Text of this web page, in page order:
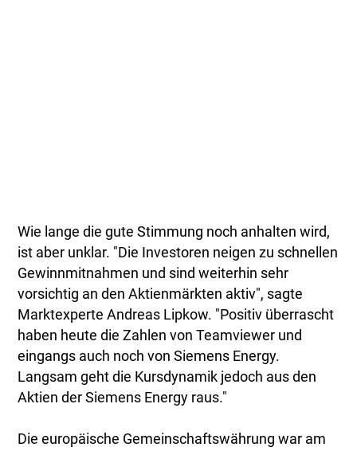
Wie lange die gute Stimmung noch anhalten wird,
ist aber unklar. "Die Investoren neigen zu schnellen
Gewinnmitnahmen und sind weiterhin sehr
vorsichtig an den Aktienmärkten aktiv", sagte
Marktexperte Andreas Lipkow. "Positiv überrascht
haben heute die Zahlen von Teamviewer und
eingangs auch noch von Siemens Energy.
Langsam geht die Kursdynamik jedoch aus den
Aktien der Siemens Energy raus."
Die europäische Gemeinschaftswährung war am